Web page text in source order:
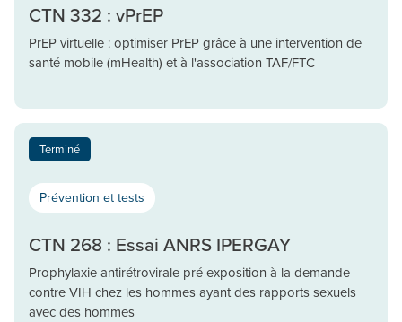
CTN 332 : vPrEP
PrEP virtuelle : optimiser PrEP grâce à une intervention de
santé mobile (mHealth) et à l'association TAF/FTC
Terminé
Prévention et tests
CTN 268 : Essai ANRS IPERGAY
Prophylaxie antirétrovirale pré-exposition à la demande
contre VIH chez les hommes ayant des rapports sexuels
avec des hommes